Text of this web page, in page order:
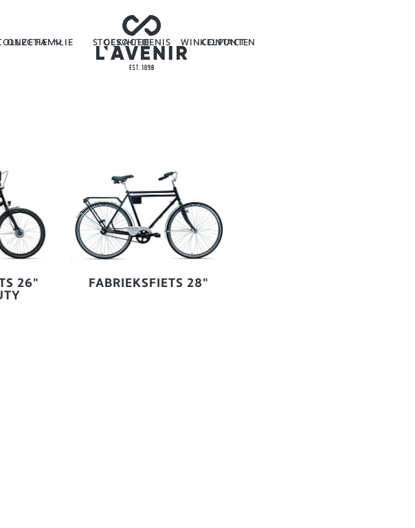
STOCKACTIE WINKELPUNTEN
ONZE FAMILIE GESCHIEDENIS CONTACT
26" FABRIEKSFIETS 28"